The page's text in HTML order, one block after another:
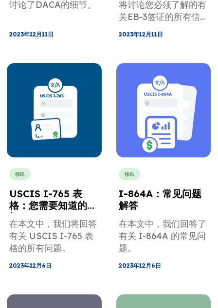
讨论了DACA的细节。
2023年12月11日
将讨论您必须了解的有
关EB-3签证的所有信
息。
2023年12月11日
移民
USCIS I-765 表
格：您需要知道的一
切
在本文中，我们将回答
有关 USCIS I-765 表
格的所有问题。
2023年12月6日
移民
I-864A：常见问题
解答
在本文中，我们回答了
有关 I-864A 的常见问
题。
2023年12月6日